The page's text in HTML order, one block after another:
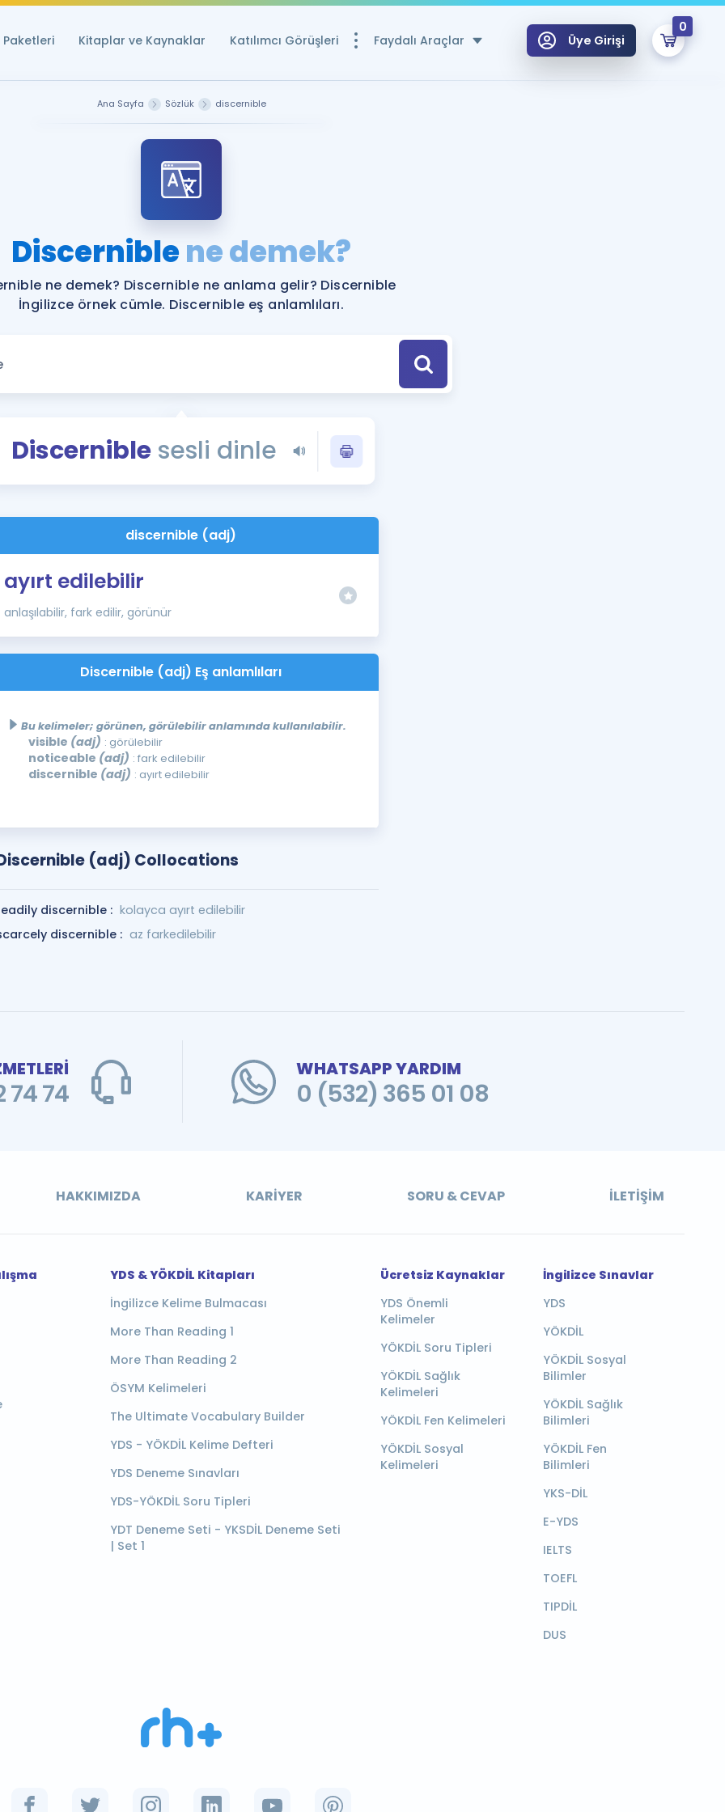
Paketleri Kitaplar ve Kaynaklar Katılımcı Görüşleri Faydalı Araçlar
Ücretsiz Kaynaklar
YDS ve YÖKDİL Puan Hesaplama Aracı
YDS ve YÖKDİL'e Hazırlananlar için Öneriler
Tüm ÖSYM Sınavları Tek Takvimde
YDS - YÖKDİL Tüm Sınavlarla İlgili Haberler
İngilizce Gramer
Üye Girişi
0
Remzi Hoca ile seni sınava hazırlayacak onlarca eğitim seni bekliyor!
Ana Sayfa Sözlük discernible
Discerniblene demek?
ne demek? Discernible ne anlama gelir? Discernible
İngilizce örnek cümle. Discernible eş anlamlıları.
Discernible sesli dinle
discernible (adj)
ayırt edilebilir
anlaşılabilir, fark edilir, görünür
Discernible (adj) Eş anlamlıları
Bu kelimeler; görünen, görülebilir anlamında kullanılabilir.
visible (adj) : görülebilir
noticeable (adj) : fark edilebilir
discernible (adj) : ayırt edilebilir
(adj) Collocations
discernible : kolayca ayırt edilebilir
discernible : az farkedilebilir
74 74
WHATSAPP YARDIM
0 (532) 365 01 08
HAKKIMIZDA KARIYER SORU & CEVAP İLETIŞIM
YDS & YÖKDİL Kitapları
İngilizce Kelime Bulmacası
More Than Reading 1
More Than Reading 2
ÖSYM Kelimeleri
The Ultimate Vocabulary Builder
YDS - YÖKDİL Kelime Defteri
YDS Deneme Sınavları
YDS-YÖKDİL Soru Tipleri
YDT Deneme Seti - YKSDİL Deneme Seti
| Set 1
Ücretsiz Kaynaklar
YDS Önemli
Kelimeler
YÖKDİL Soru Tipleri
YÖKDİL Sağlık
Kelimeleri
YÖKDİL Fen Kelimeleri
YÖKDİL Sosyal
Kelimeleri
İngilizce Sınavlar
YDS
YÖKDİL
YÖKDİL Sosyal
Bilimler
YÖKDİL Sağlık
Bilimleri
YÖKDİL Fen
Bilimleri
YKS-DİL
E-YDS
IELTS
TOEFL
TIPDİL
DUS